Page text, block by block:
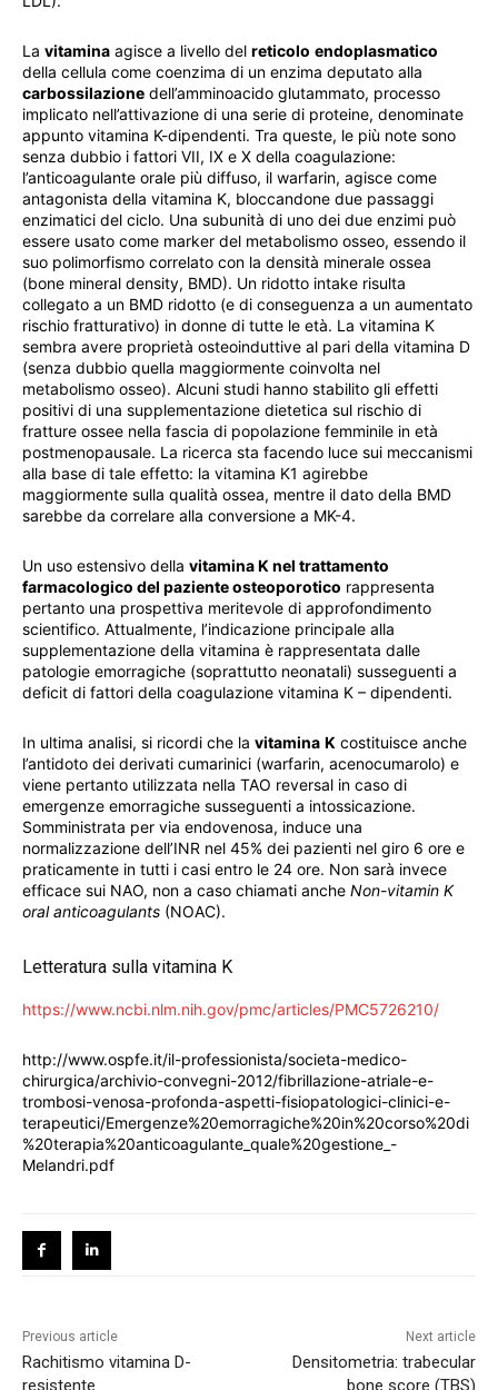
La vitamina agisce a livello del reticolo endoplasmatico
della cellula come coenzima di un enzima deputato alla
carbossilazione dell’amminoacido glutammato, processo
implicato nell’attivazione di una serie di proteine, denominate
appunto vitamina K-dipendenti. Tra queste, le più note sono
senza dubbio i fattori VII, IX e X della coagulazione:
l’anticoagulante orale più diffuso, il warfarin, agisce come
antagonista della vitamina K, bloccandone due passaggi
enzimatici del ciclo. Una subunità di uno dei due enzimi può
essere usato come marker del metabolismo osseo, essendo il
suo polimorfismo correlato con la densità minerale ossea
(bone mineral density, BMD). Un ridotto intake risulta
collegato a un BMD ridotto (e di conseguenza a un aumentato
rischio fratturativo) in donne di tutte le età. La vitamina K
sembra avere proprietà osteoinduttive al pari della vitamina D
(senza dubbio quella maggiormente coinvolta nel
metabolismo osseo). Alcuni studi hanno stabilito gli effetti
positivi di una supplementazione dietetica sul rischio di
fratture ossee nella fascia di popolazione femminile in età
postmenopausale. La ricerca sta facendo luce sui meccanismi
alla base di tale effetto: la vitamina K1 agirebbe
maggiormente sulla qualità ossea, mentre il dato della BMD
sarebbe da correlare alla conversione a MK-4.
Un uso estensivo della vitamina K nel trattamento
farmacologico del paziente osteoporotico rappresenta
pertanto una prospettiva meritevole di approfondimento
scientifico. Attualmente, l’indicazione principale alla
supplementazione della vitamina è rappresentata dalle
patologie emorragiche (soprattutto neonatali) susseguenti a
deficit di fattori della coagulazione vitamina K – dipendenti.
In ultima analisi, si ricordi che la vitamina K costituisce anche
l’antidoto dei derivati cumarinici (warfarin, acenocumarolo) e
viene pertanto utilizzata nella TAO reversal in caso di
emergenze emorragiche susseguenti a intossicazione.
Somministrata per via endovenosa, induce una
normalizzazione dell’INR nel 45% dei pazienti nel giro 6 ore e
praticamente in tutti i casi entro le 24 ore. Non sarà invece
efficace sui NAO, non a caso chiamati anche Non-vitamin K
oral anticoagulants (NOAC).
Letteratura sulla vitamina K
https://www.ncbi.nlm.nih.gov/pmc/articles/PMC5726210/
http://www.ospfe.it/il-professionista/societa-medico-
chirurgica/archivio-convegni-2012/fibrillazione-atriale-e-
trombosi-venosa-profonda-aspetti-fisiopatologici-clinici-e-
terapeutici/Emergenze%20emorragiche%20in%20corso%20di
%20terapia%20anticoagulante_quale%20gestione_-
Melandri.pdf
Previous article
Rachitismo vitamina D-
resistente
Next article
Densitometria: trabecular
bone score (TBS)